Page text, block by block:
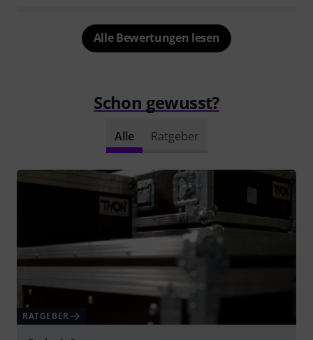
Alle Bewertungen lesen
Schon gewusst?
Alle Ratgeber
RATGEBER